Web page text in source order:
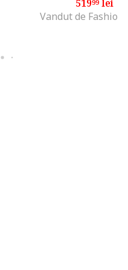
51999lei
Vandut de Fashion